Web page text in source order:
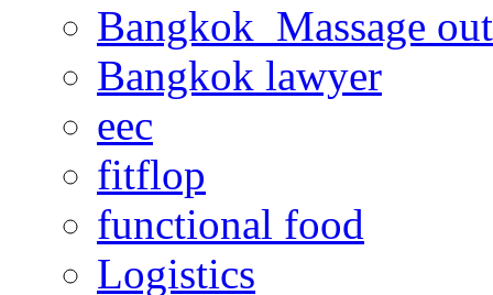
Bangkok Massage
Bangkok lawyer
eec
fitflop
functional food
Logistics